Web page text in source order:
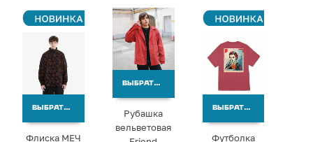
ВЫБРАТЬ ВАРИАНТЫ
Флиска МЕЧ
ВЫБРАТЬ ВАРИАНТЫ
Рубашка
вельветовая
ВЫБРАТЬ ВАРИАНТЫ
Футболка